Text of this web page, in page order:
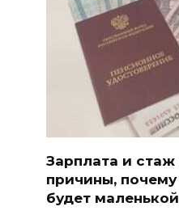
Зарплата и стаж
причины,
будет маленькой